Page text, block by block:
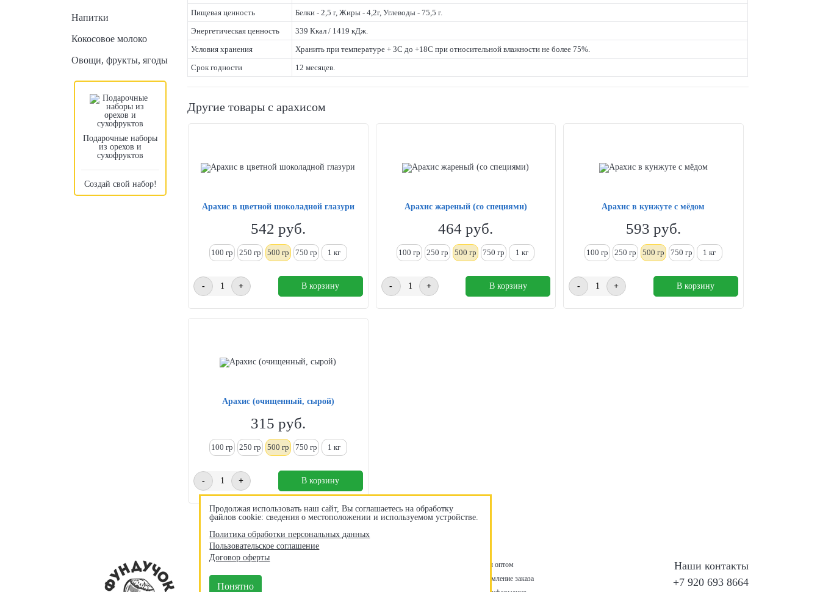
Напитки
Кокосовое молоко
Овощи, фрукты, ягоды
Подарочные наборы
из орехов и
сухофруктов
Создай свой набор!
Пищевая ценность
Белки - 2,5 г, Жиры - 4,2г, Углеводы - 75,5 г.
Энергетическая ценность
339 Ккал / 1419 кДж.
Условия хранения
Хранить при температуре + 3С до +18С при относительной влажности не более 75%.
Срок годности
12 месяцев.
Другие товары с арахисом
Арахис в цветной шоколадной глазури
542 руб.
100 гр 250 гр 500 гр 750 гр 1кг
- + В корзину
Арахис жареный (со специями)
464 руб.
100 гр 250гр 500 гр 750 гр 1 кг
- + В корзину
Арахис в кунжуте с мёдом
593 руб.
100 гр 250 гр 500 гр 750 гр 1кг
- + В корзину
Арахис (очищенный, сырой)
315 руб.
100 гр 250 гр 500 гр 750 гр 1кг
- + В корзину
Товары оптом
Оформление заказа
Наши контакты
+7 920 693 8664
Продолжая использовать наш сайт, Вы соглашаетесь на обработку
файлов cookie: сведения о местоположении и используемом устройстве.
Политика обработки персональных данных
Пользовательское соглашение
Договор оферты
Понятно